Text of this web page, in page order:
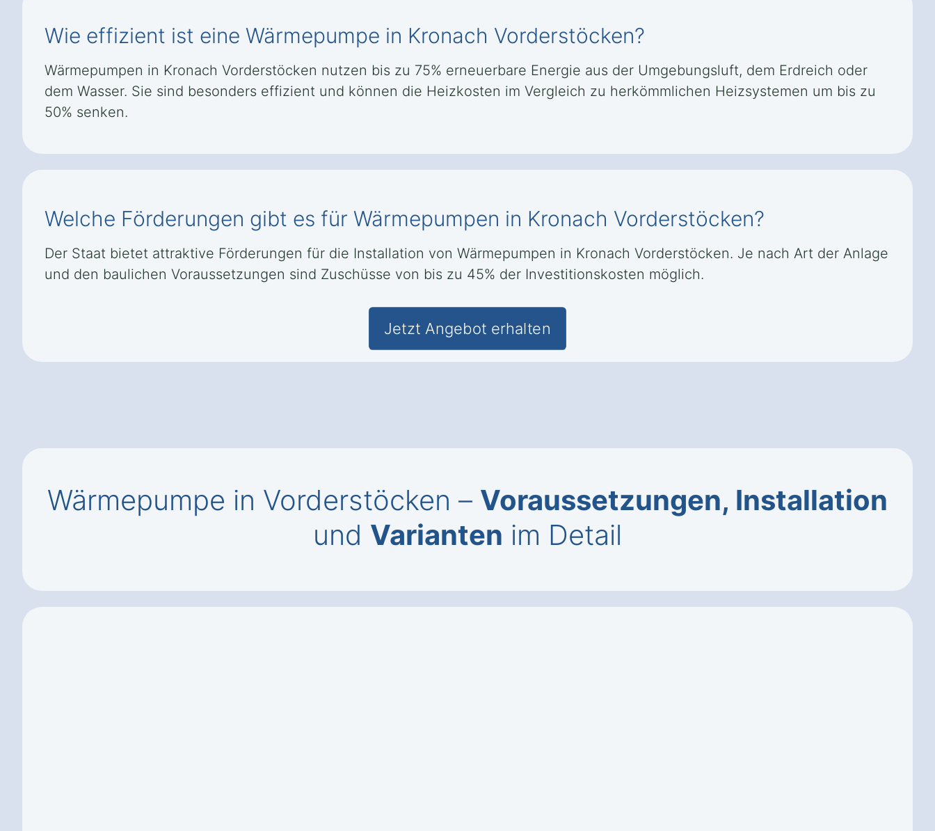
Wie effizient ist eine Wärmepumpe in Kronach Vorderstöcken?
Wärmepumpen in Kronach Vorderstöcken nutzen bis zu 75% erneuerbare Energie aus der Umgebungsluft, dem Erdreich oder
dem Wasser. Sie sind besonders effizient und können die Heizkosten im Vergleich zu herkömmlichen Heizsystemen um bis zu
50% senken.
Welche Förderungen gibt es für Wärmepumpen in Kronach Vorderstöcken?
Der Staat bietet attraktive Förderungen für die Installation von Wärmepumpen in Kronach Vorderstöcken. Je nach Art der Anlage
und den baulichen Voraussetzungen sind Zuschüsse von bis zu 45% der Investitionskosten möglich.
Jetzt Angebot erhalten
Wärmepumpe in Vorderstöcken – Voraussetzungen, Installation
und Varianten im Detail